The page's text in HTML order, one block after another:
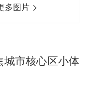
多图片
市核心区小体